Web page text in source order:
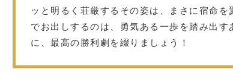
ッと明るく荘厳するその姿は、まさに宿命
でお出しするのは、勇気ある一歩を踏み出
に、最高の勝利劇を綴りましょう！